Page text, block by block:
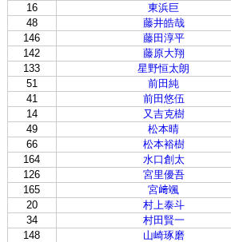
16
東浜巨
48
藤井皓哉
146
藤田淳平
142
藤原大翔
133
星野恒太朗
51
前田純
41
前田悠伍
14
又吉克樹
49
松本晴
66
松本裕樹
164
水口創太
126
宮里優吾
165
宮﨑颯
20
村上泰斗
34
村田賢一
148
山崎琢磨